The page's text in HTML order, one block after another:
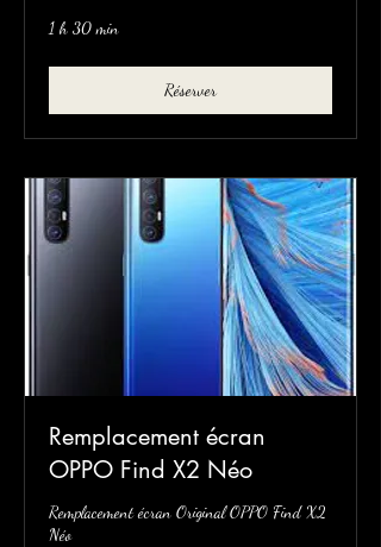
1 h 30 min
Réserver
Remplacement écran
OPPO Find X2 Néo
Remplacement écran Original OPPO Find X2
Néo